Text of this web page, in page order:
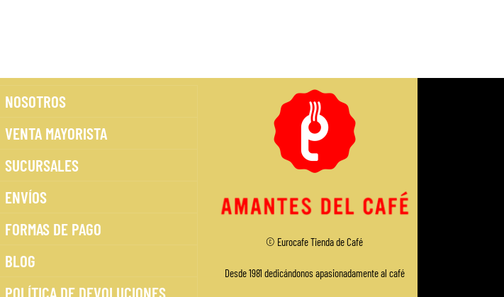
NOSOTROS
VENTA MAYORISTA
SUCURSALES
ENVÍOS
FORMAS DE PAGO
BLOG
POLÍTICA DE DEVOLUCIONES
© EurocafeTienda de Café
Desde 1981 dedicándonos apasionadamente al café